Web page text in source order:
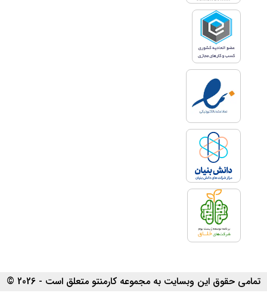
تمامی حقوق این وبسایت به مجموعه کارمنتو متعلق است - 2026 ©